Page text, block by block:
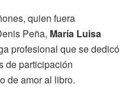
quien fuera
Peña, María Luisa
profesional que se dedicó
de participación
de amor al libro.